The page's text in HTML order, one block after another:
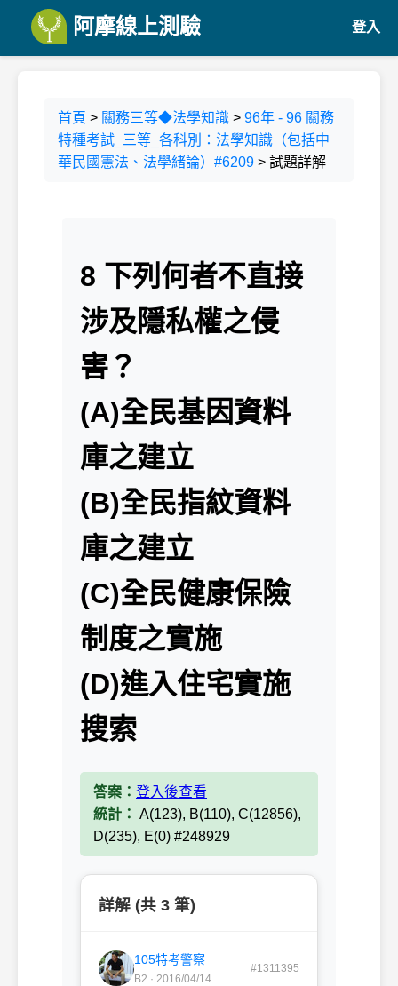
阿摩線上測驗 登入
首頁 > 關務三等◆法學知識 > 96年 - 96 關務
特種考試_三等_各科別：法學知識（包括中
華民國憲法、法學緒論）#6209 > 試題詳解
8 下列何者不直接
涉及隱私權之侵
害？
(A)全民基因資料
庫之建立
(B)全民指紋資料
庫之建立
(C)全民健康保險
制度之實施
(D)進入住宅實施
搜索
答案： 登入後查看
統計： A(123), B(110), C(12856),
D(235), E(0) #248929
詳解 (共 3 筆)
105特考警察
B2 · 2016/04/14
#1311395